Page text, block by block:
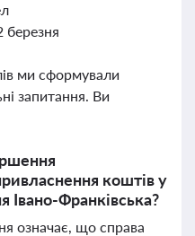
березня
ми сформували
запитання. Ви
коштів у
Івано-Франківська?
означає, що справа